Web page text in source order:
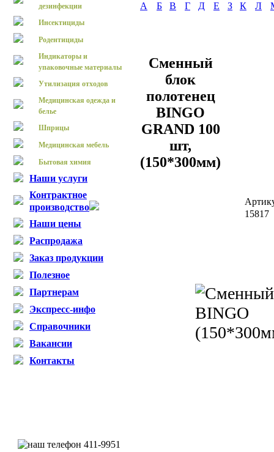
дезинфекции
Инсектициды
Родентициды
Индикаторы и
упаковочные материалы
Утилизация отходов
Медицинская одежда и
белье
Шприцы
Медицинская мебель
Бытовая химия
Наши услуги
Контрактное
производство
Наши цены
Распродажа
Заказ продукции
Полезное
Партнерам
Экспресс-инфо
Справочники
Вакансии
Контакты
А Б В Г Д Е З К Л
Сменный
блок
полотенец
BINGO
GRAND 100
шт,
(150*300мм)
15817